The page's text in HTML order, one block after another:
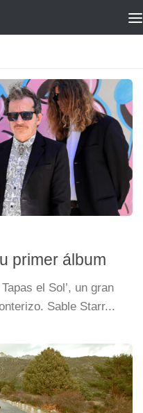
primer álbum
el Sol’, un gran
Sable Starr...